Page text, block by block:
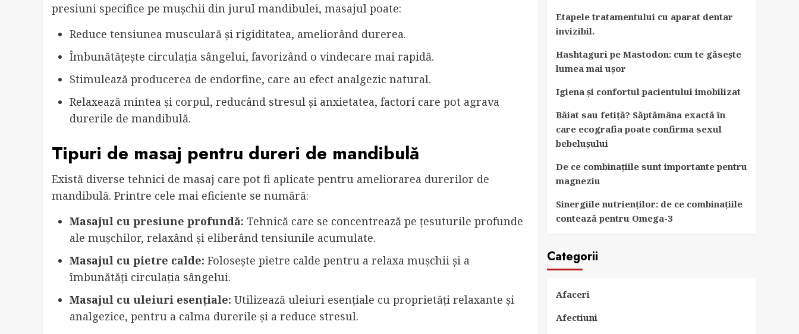
presiuni specifice pe mușchii din jurul mandibulei, masajul poate:
Reduce tensiunea musculară și rigiditatea, ameliorând durerea.
Îmbunătățește circulația sângelui, favorizând o vindecare mai rapidă.
Stimulează producerea de endorfine, care au efect analgezic natural.
Relaxează mintea și corpul, reducând stresul și anxietatea, factori care pot agrava
durerile de mandibulă.
Tipuri de masaj pentru dureri de mandibulă
Există diverse tehnici de masaj care pot fi aplicate pentru ameliorarea durerilor de
mandibulă. Printre cele mai eficiente se numără:
Masajul cu presiune profundă: Tehnică care se concentrează pe țesuturile profunde
ale mușchilor, relaxând și eliberând tensiunile acumulate.
Masajul cu pietre calde: Folosește pietre calde pentru a relaxa mușchii și a
îmbunătăți circulația sângelui.
Masajul cu uleiuri esențiale: Utilizează uleiuri esențiale cu proprietăți relaxante și
analgezice, pentru a calma durerile și a reduce stresul.
Etapele tratamentului cu aparat dentar
invizibil.
Hashtaguri pe Mastodon: cum te găsește
lumea mai ușor
Igiena și confortul pacientului imobilizat
Băiat sau fetiță? Săptămâna exactă în
care ecografia poate confirma sexul
bebelușului
De ce combinațiile sunt importante pentru
magneziu
Sinergiile nutrienților: de ce combinațiile
contează pentru Omega-3
Categorii
Afaceri
Afectiuni